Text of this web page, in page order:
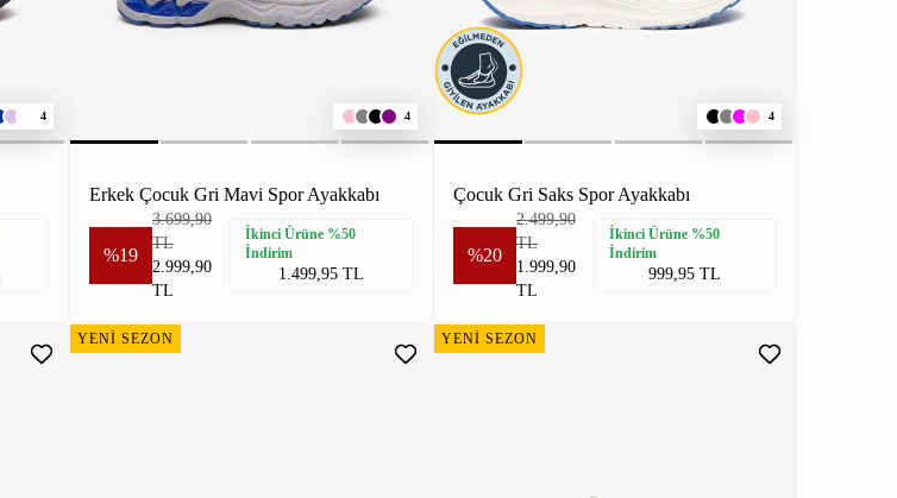
4 4
Erkek Çocuk Gri Mavi Spor Ayakkabı
%19
3.699,90
TL
2.999,90
TL
İkinci Ürüne %50
İndirim
1.499,95 TL
4
Çocuk Gri Saks Spor Ayakkabı
%20
2.499,90
TL
1.999,90
TL
İkinci Ürüne %50
İndirim
999,95 TL
YENİ SEZON YENİ SEZON